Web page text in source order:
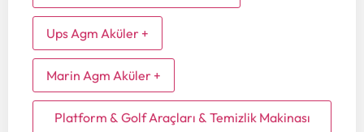
12V 80 Ah Derin Döngü Marin Jel Akü
12V 100 Ah Derin Döngü Marin Jel Akü
12V 150 Ah Derin Döngü Marin Jel Akü
12V 200 Ah Derin Döngü Marin Jel Akü
Ups Agm Aküler +
12V 65 Ah UPS AGM Akü
12V 80 Ah UPS AGM Akü
12V 100 Ah UPS AGM Akü
Marin Agm Aküler +
12V 100 Ah Derin Döngü Marin AGM Akü
Platform & Golf Araçları & Temizlik Makinası